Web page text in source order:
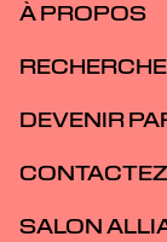
À PROPOS
DEVENIR
SALON